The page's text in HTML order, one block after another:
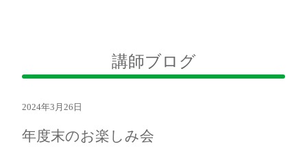
講師ブログ
2024年3月26日
年度末のお楽しみ会